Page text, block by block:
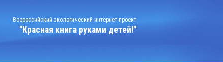
Всероссийский экологический интернет-проект
"Красная книга руками детей!"